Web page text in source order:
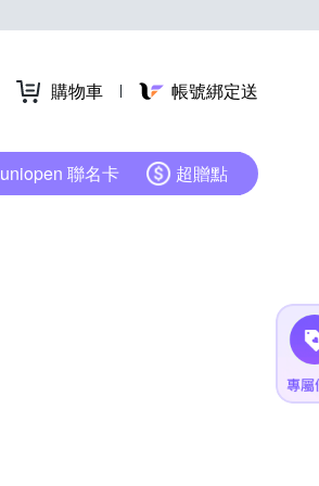
購物車 帳號綁定送
uniopen 聯名卡 超贈點